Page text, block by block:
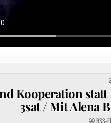
Kooperation statt
3sat / Mit Alena
RSS-